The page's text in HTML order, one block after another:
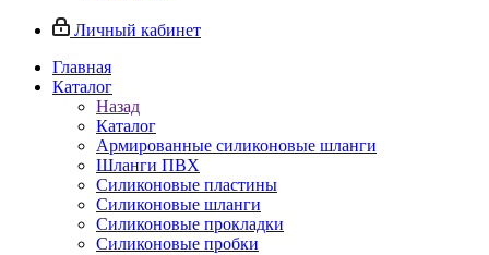
Личный кабинет
Главная
Каталог
Назад
Каталог
Армированные силиконовые шланги
Шланги ПВХ
Силиконовые пластины
Силиконовые шланги
Силиконовые прокладки
Силиконовые пробки